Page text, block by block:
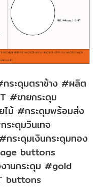
ระดุมตราช้าง #ผลิต
#ขายกระดุม
ไม้ #กระดุมพร้อมส่ง
ะดุมวินเทจ
ระดุมเงินกระดุมทอง
buttons
านกระดุม #gold
buttons